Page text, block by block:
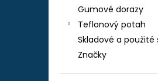
Gumové dorazy
Teflonový potah
Skladové a použité
Značky